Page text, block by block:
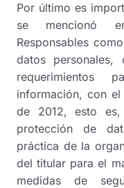
Por último es
se mencionó
Responsables
datos
información, con el
de 2012, esto
protección de
práctica de la
del titular para el
medidas de